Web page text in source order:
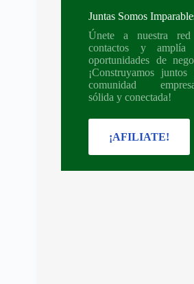
Juntas Somos
Únete a nuestra
contactos y amplía
oportunidades de
¡Construyamos juntos
comunidad
sólida y conectada!
¡AFILIATE!